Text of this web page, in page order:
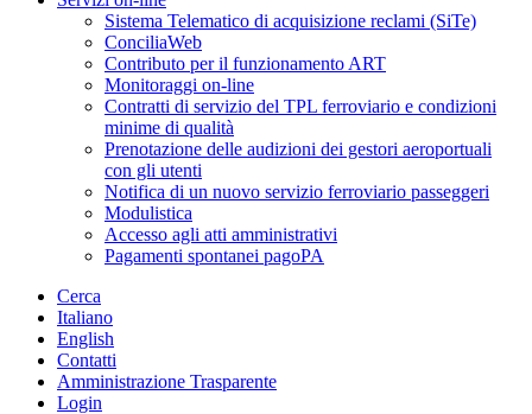
Sistema Telematico di acquisizione reclami (SiTe)
ConciliaWeb
Contributo per il funzionamento ART
Monitoraggi on-line
Contratti di servizio del TPL ferroviario e condizioni
minime di qualità
Prenotazione delle audizioni dei gestori aeroportuali
con gli utenti
Notifica di un nuovo servizio ferroviario passeggeri
Modulistica
Accesso agli atti amministrativi
Pagamenti spontanei pagoPA
Cerca
Italiano
English
Contatti
Amministrazione Trasparente
Login